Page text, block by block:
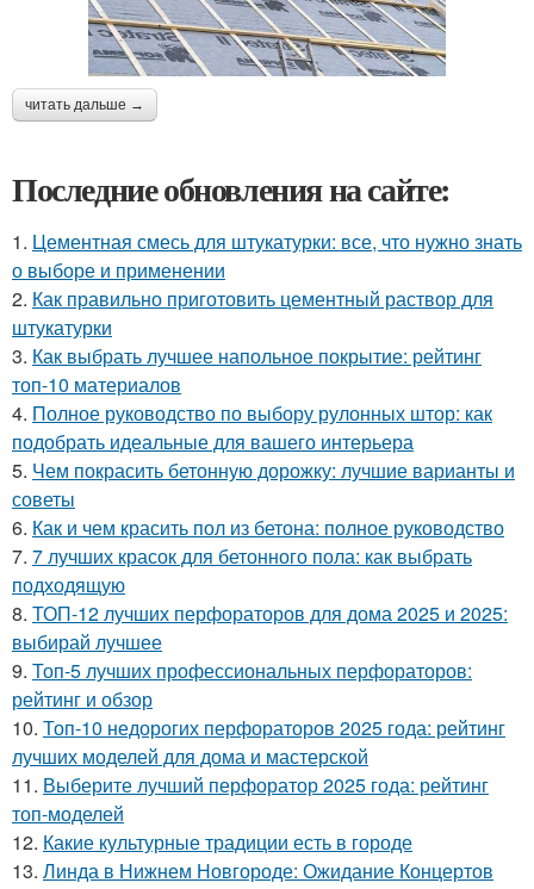
читать дальше →
Последние обновления на сайте:
1. Цементная смесь для штукатурки: все, что нужно знать
о выборе и применении
2. Как правильно приготовить цементный раствор для
штукатурки
3. Как выбрать лучшее напольное покрытие: рейтинг
топ-10 материалов
4. Полное руководство по выбору рулонных штор: как
подобрать идеальные для вашего интерьера
5. Чем покрасить бетонную дорожку: лучшие варианты и
советы
6. Как и чем красить пол из бетона: полное руководство
7. 7 лучших красок для бетонного пола: как выбрать
подходящую
8. ТОП-12 лучших перфораторов для дома 2025 и 2025:
выбирай лучшее
9. Топ-5 лучших профессиональных перфораторов:
рейтинг и обзор
10. Топ-10 недорогих перфораторов 2025 года: рейтинг
лучших моделей для дома и мастерской
11. Выберите лучший перфоратор 2025 года: рейтинг
топ-моделей
12. Какие культурные традиции есть в городе
13. Линда в Нижнем Новгороде: Ожидание Концертов